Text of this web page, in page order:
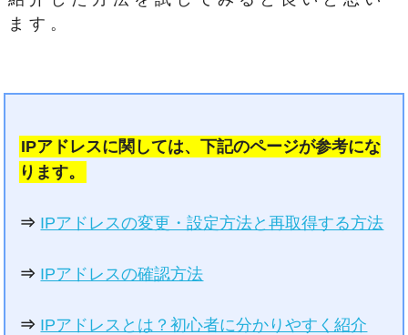
ます。
IPアドレスに関しては、下記のページが参考にな
ります。
⇒ IPアドレスの変更・設定方法と再取得する方法
⇒ IPアドレスの確認方法
⇒ IPアドレスとは？初心者に分かりやすく紹介